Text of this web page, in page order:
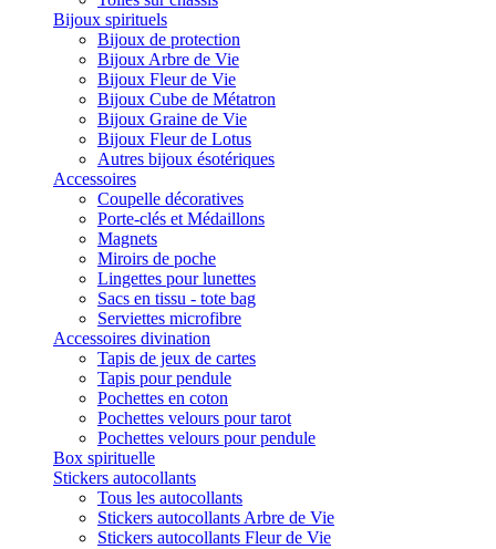
Bijoux spirituels
Bijoux de protection
Bijoux Arbre de Vie
Bijoux Fleur de Vie
Bijoux Cube de Métatron
Bijoux Graine de Vie
Bijoux Fleur de Lotus
Autres bijoux ésotériques
Accessoires
Coupelle décoratives
Porte-clés et Médaillons
Magnets
Miroirs de poche
Lingettes pour lunettes
Sacs en tissu - tote bag
Serviettes microfibre
Accessoires divination
Tapis de jeux de cartes
Tapis pour pendule
Pochettes en coton
Pochettes velours pour tarot
Pochettes velours pour pendule
Box spirituelle
Stickers autocollants
Tous les autocollants
Stickers autocollants Arbre de Vie
Stickers autocollants Fleur de Vie